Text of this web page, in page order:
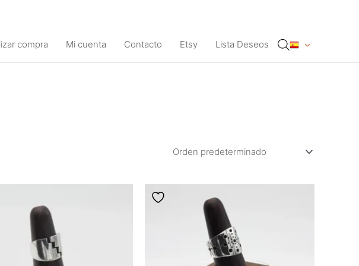
compra Mi cuenta Contacto Etsy Lista Deseos